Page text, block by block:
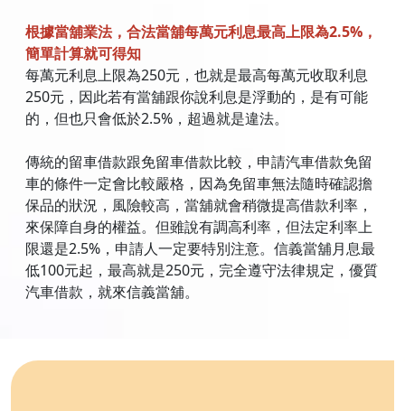
根據當舖業法，合法當舖每萬元利息最高上限為2.5%，
簡單計算就可得知
每萬元利息上限為250元，也就是最高每萬元收取利息
250元，因此若有當舖跟你說利息是浮動的，是有可能
的，但也只會低於2.5%，超過就是違法。
傳統的留車借款跟免留車借款比較，申請汽車借款免留
車的條件一定會比較嚴格，因為免留車無法隨時確認擔
保品的狀況，風險較高，當舖就會稍微提高借款利率，
來保障自身的權益。但雖說有調高利率，但法定利率上
限還是2.5%，申請人一定要特別注意。信義當舖月息最
低100元起，最高就是250元，完全遵守法律規定，優質
汽車借款，就來信義當舖。